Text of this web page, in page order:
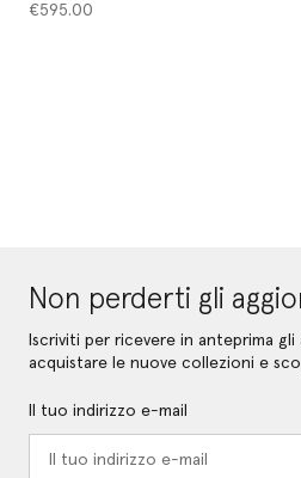
€595.00
Non perderti gli
Iscriviti per ricevere in anteprima
acquistare le nuove collezioni e
Il tuo indirizzo e-mail